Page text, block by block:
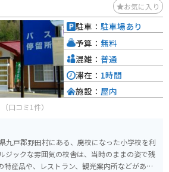
過ごすこともできます。 バイクで訪れ
駐車場があるので安心です。周辺には、岩手
られるスポットも多いので、ツーリングの拠点
ド牛「くずまきワイン牛」を使った料理 * 温
だ
お気に入り
（口コミ1件）
九戸郡野田村にある、廃校になった小学校を利
特産品や、レストラン、観光案内所などがあり
駐車： 駐車場あり
予算： 無料
混雑： 普通
滞在： 1時間
施設： 屋内